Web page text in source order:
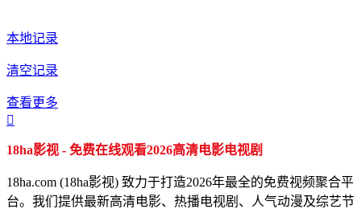
本地记录
清空记录
查看更多

18ha影视 - 免费在线观看2026高清电影电视剧
18ha.com (18ha影视) 致力于打造2026年最全的免费视频聚合平
台。我们提供最新高清电影、热播电视剧、人气动漫及综艺节